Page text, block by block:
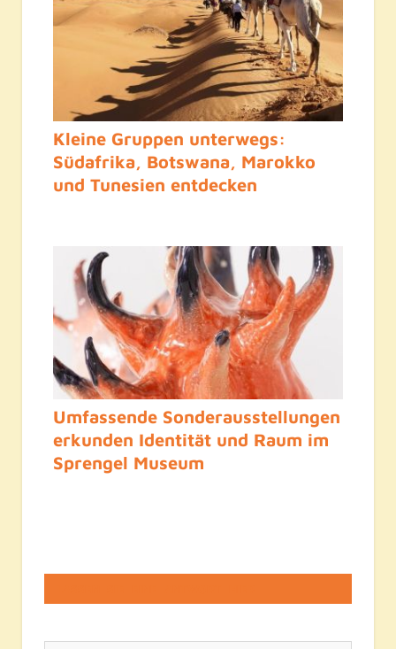
Kleine Gruppen unterwegs:
Südafrika, Botswana, Marokko
und Tunesien entdecken
Umfassende Sonderausstellungen
erkunden Identität und Raum im
Sprengel Museum